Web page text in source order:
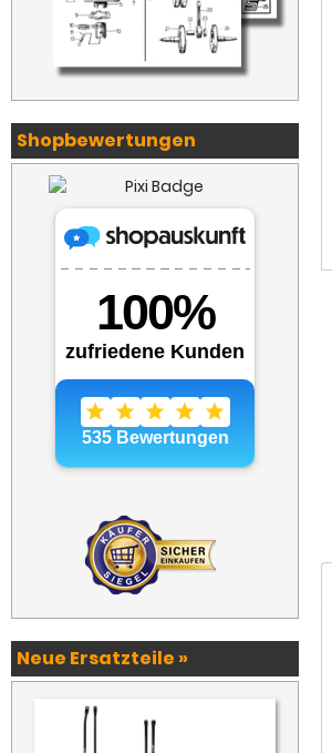
Shopbewertungen
Neue Ersatzteile »